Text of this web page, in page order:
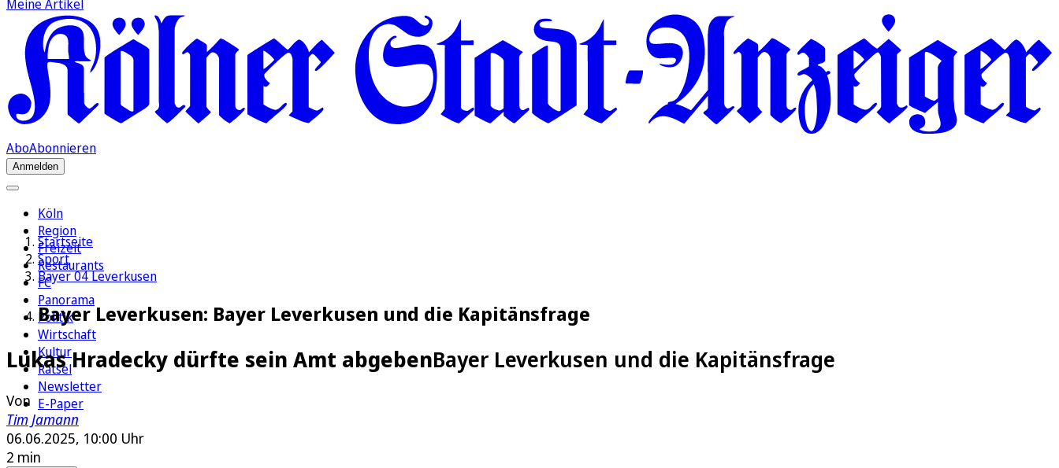
Meine Artikel
AboAbonnieren
Anmelden
Köln
Region
Freizeit
Restaurants
FC
Panorama
Politik
Wirtschaft
Kultur
Rätsel
Newsletter
E-Paper
Startseite
Sport
Bayer 04 Leverkusen
Bayer Leverkusen: Bayer Leverkusen und die Kapitänsfrage
Lukas Hradecky dürfte sein Amt abgebenBayer Leverkusen und die Kapitänsfrage
Von
Tim Jamann
06.06.2025, 10:00 Uhr
2 min